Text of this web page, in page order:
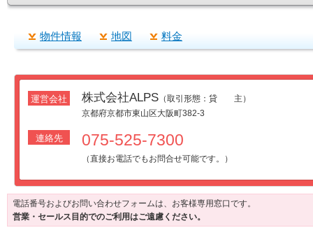
物件情報 地図 料金
運営会社 株式会社ALPS（取引形態：貸 主）
京都府京都市東山区大阪町382-3
連絡先 075-525-7300
（直接お電話でもお問合せ可能です。）
電話番号およびお問い合わせフォームは、お客様専用窓口です。
営業・セールス目的でのご利用はご遠慮ください。